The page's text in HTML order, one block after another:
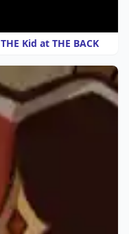
THE Kid at THE BACK